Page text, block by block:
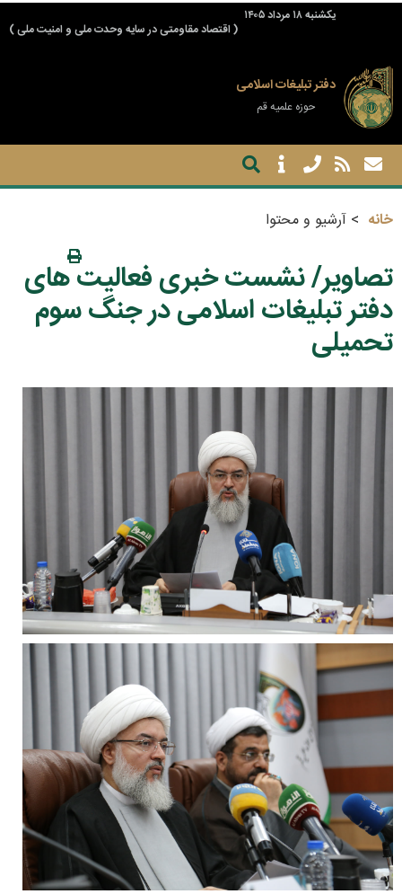
يكشنبه ۱۸ مرداد ۱۴۰۵
( اقتصاد مقاومتی در سایه وحدت ملی و امنیت ملی )
دفتر تبلیغات اسلامی
حوزه علمیه قم
خانه آرشیو و محتوا
تصاویر/ نشست خبری فعالیت های
دفتر تبلیغات اسلامی در جنگ سوم
تحمیلی